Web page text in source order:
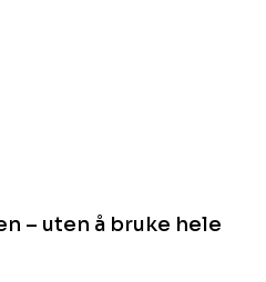
– uten å bruke hele